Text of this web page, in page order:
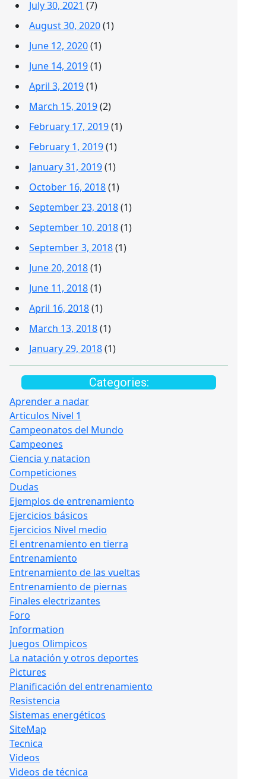
July 30, 2021 (7)
August 30, 2020(1)
June 12, 2020(1)
June 14, 2019(1)
April 3, 2019(1)
March 15, 2019(2)
February 17, 2019(1)
February 1, 2019(1)
January 31, 2019(1)
October 16, 2018(1)
September 23, 2018(1)
September 10, 2018(1)
September 3, 2018(1)
June 20, 2018(1)
June 11, 2018(1)
April 16, 2018(1)
March 13, 2018(1)
January 29, 2018(1)
Categories:
Aprender a nadar
Articulos Nivel 1
Campeonatos del Mundo
Campeones
Ciencia y natacion
Competiciones
Dudas
Ejemplos de entrenamiento
Ejercicios básicos
Ejercicios Nivel medio
El entrenamiento en tierra
Entrenamiento
Entrenamiento de las vueltas
Entrenamiento de piernas
Finales electrizantes
Foro
Information
Juegos Olimpicos
La natación y otros deportes
Pictures
Planificación del entrenamiento
Resistencia
Sistemas energéticos
SiteMap
Tecnica
Videos
Videos de técnica